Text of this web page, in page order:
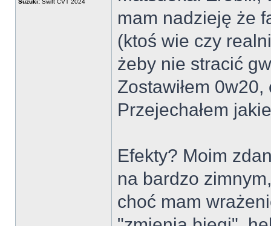
Suzuki: Swift CVT 2024
mam nadzieję że
(ktoś wie czy
żeby nie stracić
Zostawiłem
Przejechałem
Efekty? Moim
na bardzo
choć mam